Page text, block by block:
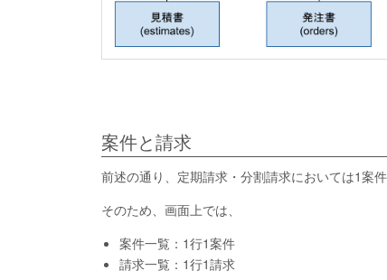
案件と請求
前述の通り、定期請求・分割請求においては1案
そのため、画面上では、
案件一覧：1行1案件
請求一覧：1行1請求